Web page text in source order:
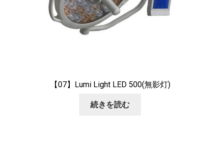
【07】Lumi Light LED 500(無影灯)
続きを読む